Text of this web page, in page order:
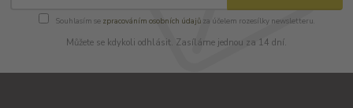
Souhlasím se zpracováním osobních údajůza účelem rozesílky newsletteru.
Můžete se kdykoli odhlásit. Zasíláme jednou za 14 dní.